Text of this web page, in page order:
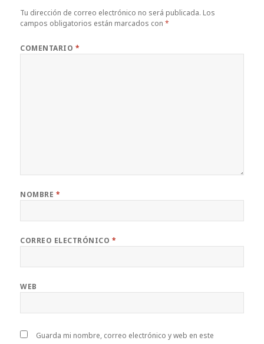
Tu dirección de correo electrónico no será publicada. Los
campos obligatorios están marcados con*
COMENTARIO *
NOMBRE *
CORREO ELECTRÓNICO *
WEB
Guarda mi nombre, correo electrónico y web en este